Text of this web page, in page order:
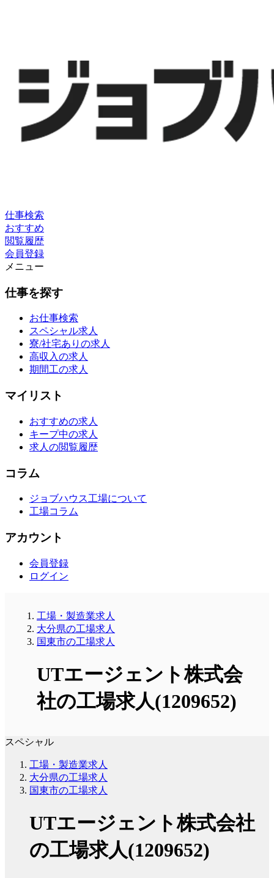
仕事検索
おすすめ
閲覧履歴
会員登録
メニュー
仕事を探す
お仕事検索
スペシャル求人
寮/社宅ありの求人
高収入の求人
期間工の求人
マイリスト
おすすめの求人
キープ中の求人
求人の閲覧履歴
コラム
ジョブハウス工場について
工場コラム
アカウント
会員登録
ログイン
工場・製造業求人
大分県の工場求人
国東市の工場求人
UTエージェント株式会
社の工場求人(1209652)
スペシャル
工場・製造業求人
大分県の工場求人
国東市の工場求人
UTエージェント株式会社
の工場求人(1209652)